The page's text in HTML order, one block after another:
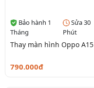
Bảo hành 1
Tháng
Sửa 30
Phút
Thay màn hình Oppo A15
790.000đ